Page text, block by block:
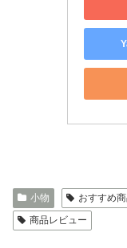
小物 おすすめ
商品レビュー